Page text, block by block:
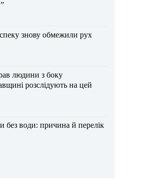
знову обмежили рух
людини з боку
розслідують на цей
без води: причина й перелік